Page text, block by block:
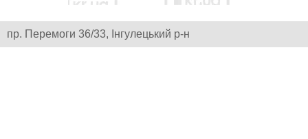
пр. Перемоги 36/33, Інгулецький р-н